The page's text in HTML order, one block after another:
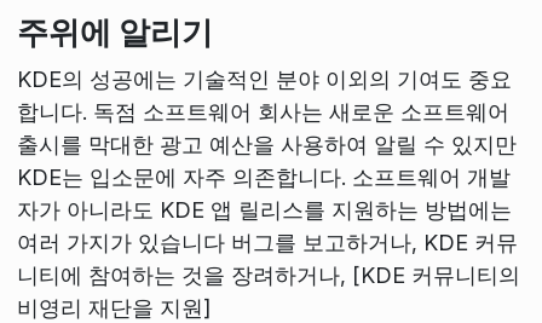
주위에 알리기
KDE의 성공에는 기술적인 분야 이외의 기여도 중요
합니다. 독점 소프트웨어 회사는 새로운 소프트웨어
출시를 막대한 광고 예산을 사용하여 알릴 수 있지만
KDE는 입소문에 자주 의존합니다. 소프트웨어 개발
자가 아니라도 KDE 앱 릴리스를 지원하는 방법에는
여러 가지가 있습니다 버그를 보고하거나, KDE 커뮤
니티에 참여하는 것을 장려하거나, [KDE 커뮤니티의
비영리 재단을 지원]